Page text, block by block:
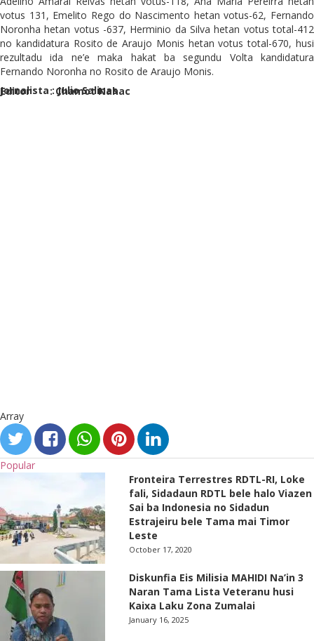
votus 131, Emelito Rego do Nascimento hetan votus-62, Fernando
Noronha hetan votus -637, Herminio da Silva hetan votus total-412
no kandidatura Rosito de Araujo Monis hetan votus total-670, husi
rezultadu ida ne’e maka hakat ba segundu Volta kandidatura
Fernando Noronha no Rosito de Araujo Monis.
Jornalista : Julio Salinas
Editor : Chamot Nahac
Array
Popular
Fronteira Terrestres RDTL-RI, Loke
fali, Sidadaun RDTL bele halo Viazen
Sai ba Indonesia no Sidadun
Estrajeiru bele Tama mai Timor
Leste
October 17, 2020
Diskunfia Eis Milisia MAHIDI Na’in 3
Naran Tama Lista Veteranu husi
Kaixa Laku Zona Zumalai
January 16, 2025